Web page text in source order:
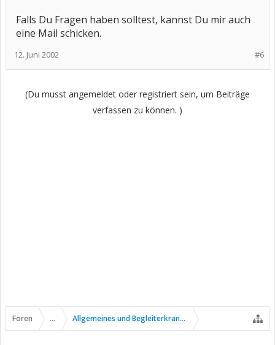
Falls Du Fragen haben solltest, kannst Du mir auch
eine Mail schicken.
#6
12. Juni 2002
(Du musst angemeldet oder registriert sein, um Beiträge
verfassen zu können. )
Foren ... Allgemeines und Begleiterkrankungen